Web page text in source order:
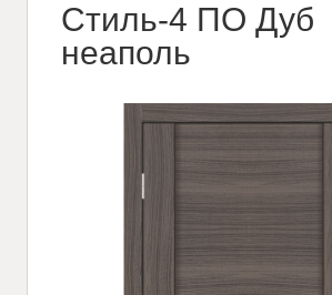
Стиль-4 ПО Дуб
неаполь